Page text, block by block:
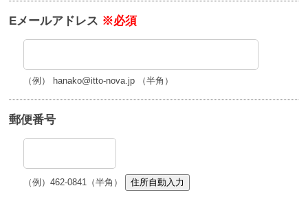
Eメールアドレス ※必須
（例） hanako@itto-nova.jp （半角）
郵便番号
（例）462-0841（半角） 住所自動入力